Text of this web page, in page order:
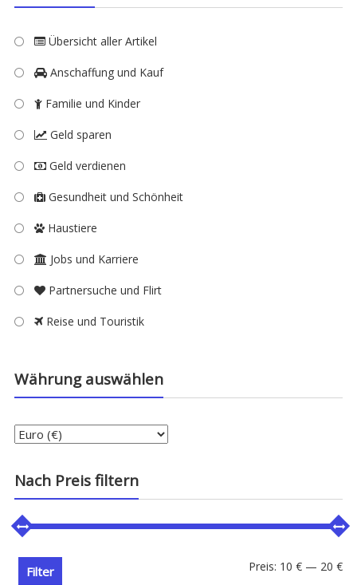
Übersicht aller Artikel
Anschaffung und Kauf
Familie und Kinder
Geld sparen
Geld verdienen
Gesundheit und Schönheit
Haustiere
Jobs und Karriere
Partnersuche und Flirt
Reise und Touristik
Währung auswählen
Nach Preis filtern
Filter Preis: 10 € — 20 €